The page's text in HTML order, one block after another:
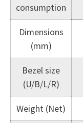
consumption
Dimensions
(mm)
Bezel size
(U/B/L/R)
Weight (Net)